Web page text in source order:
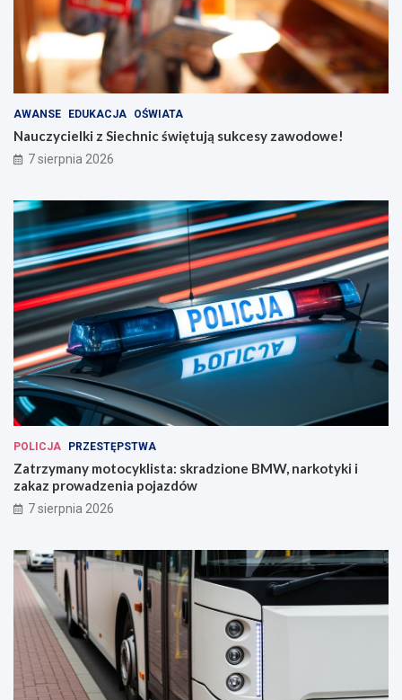
AWANSE EDUKACJA OŚWIATA
Nauczycielki z Siechnic świętują sukcesy zawodowe!
7 sierpnia 2026
POLICJA PRZESTĘPSTWA
Zatrzymany motocyklista: skradzione BMW, narkotyki i
zakaz prowadzenia pojazdów
7 sierpnia 2026